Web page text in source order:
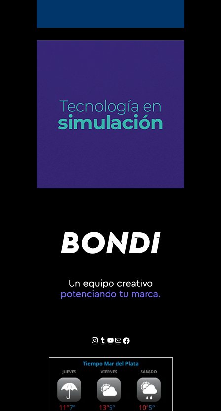
Instagram
Tumblr
YouTube
Correo electrónico
Facebook